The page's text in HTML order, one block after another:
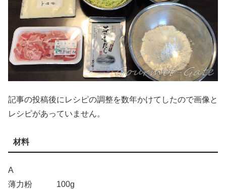
記事の投稿後にレシピの調整を数年かけてしたので画像と
レシピがあっていません。
材料
A
薄力粉 100g